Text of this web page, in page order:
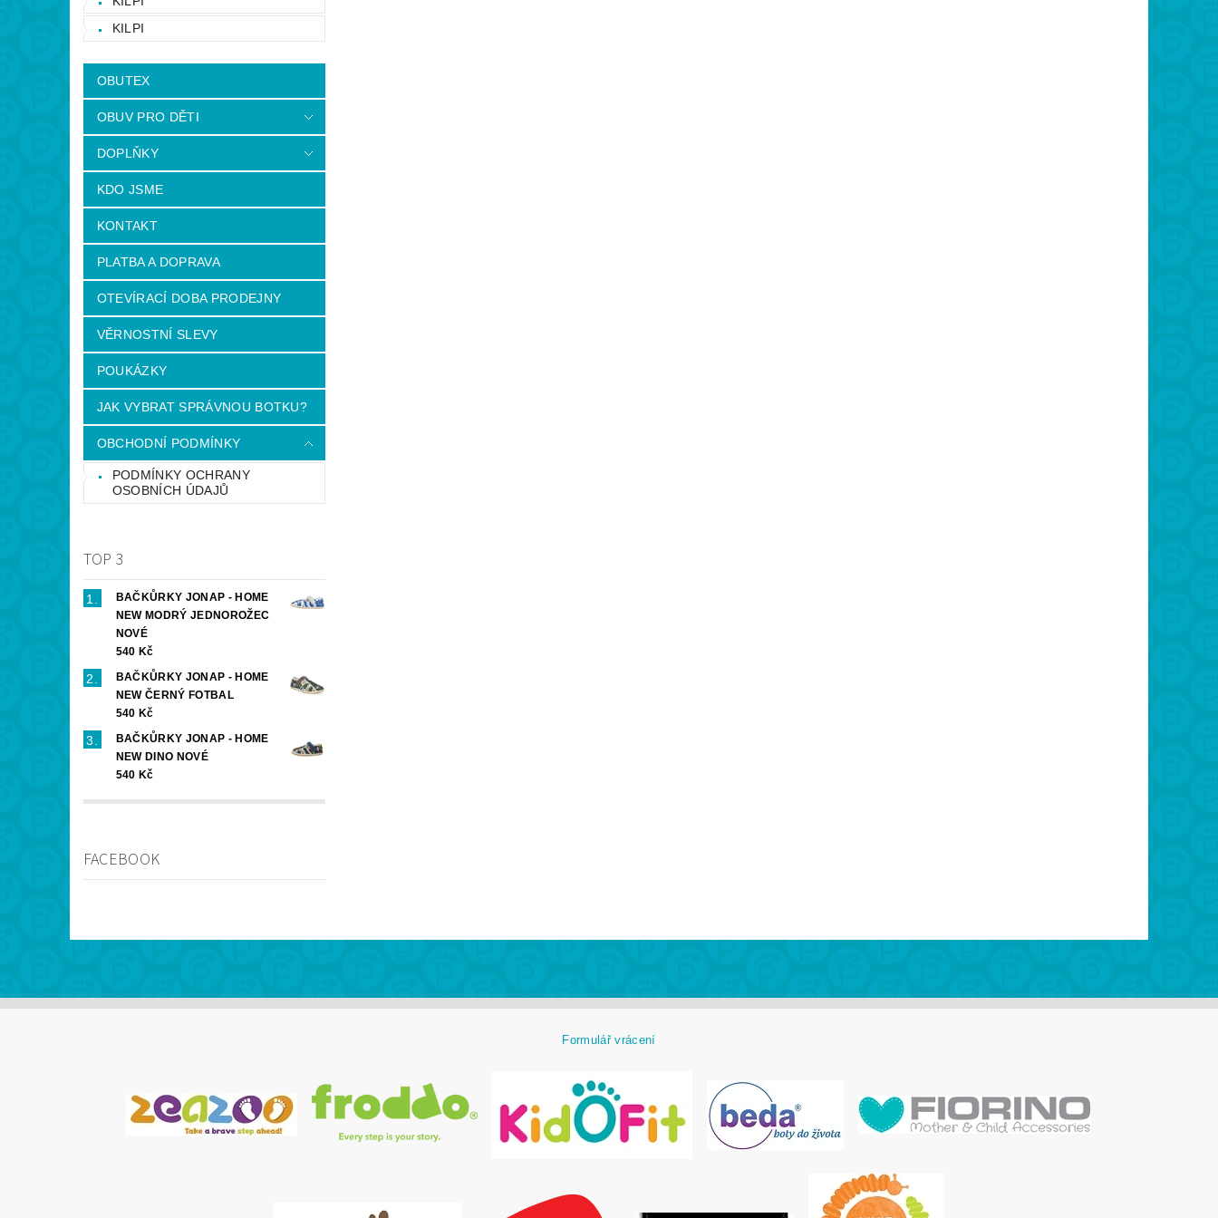
KILPI
OBUTEX
OBUV PRO DĚTI
DOPLŇKY
KDO JSME
KONTAKT
PLATBA A DOPRAVA
OTEVÍRACÍ DOBA PRODEJNY
VĚRNOSTNÍ SLEVY
POUKÁZKY
JAK VYBRAT SPRÁVNOU BOTKU?
OBCHODNÍ PODMÍNKY
PODMÍNKY OCHRANY
OSOBNÍCH ÚDAJŮ
TOP 3
BAČKŮRKY JONAP - HOME
NEW MODRÝ JEDNOROŽEC
NOVÉ
540 Kč
BAČKŮRKY JONAP - HOME
NEW ČERNÝ FOTBAL
540 Kč
BAČKŮRKY JONAP - HOME
NEW DINO NOVÉ
540 Kč
FACEBOOK
Formulář vrácení